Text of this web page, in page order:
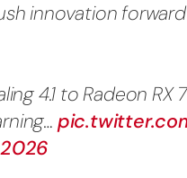
innovation
4.1 to Radeon